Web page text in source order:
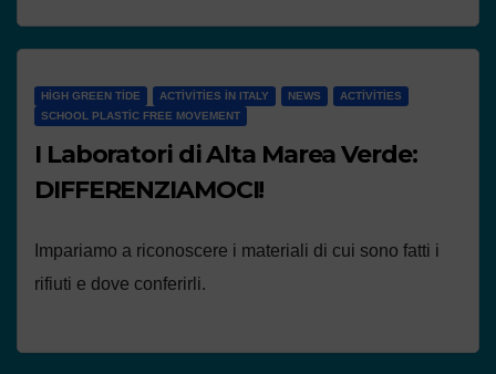
HIGH GREEN TIDE ACTIVITIES IN ITALY NEWS
ACTIVITIES
SCHOOL PLASTIC FREE MOVEMENT
I Laboratori di Alta Marea Verde:
DIFFERENZIAMOCI!
Impariamo a riconoscere i materiali di cui sono fatti i
rifiuti e dove conferirli.